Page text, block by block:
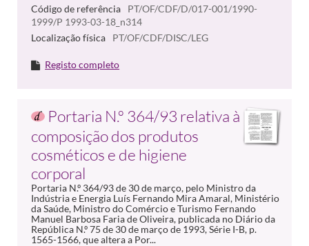
Código de referência
PT/OF/CDF/D/017-001/1990-
1999/P 1993-03-18_n314
Localização física
PT/OF/CDF/DISC/LEG
Registo completo
Portaria N.º 364/93 relativa à
composição dos produtos
cosméticos e de higiene
corporal
Portaria N.º 364/93 de 30 de março, pelo Ministro da
Indústria e Energia Luís Fernando Mira Amaral, Ministério
da Saúde, Ministro do Comércio e Turismo Fernando
Manuel Barbosa Faria de Oliveira, publicada no Diário da
República N.º 75 de 30 de março de 1993, Série I-B, p.
1565-1566, que altera a Por...